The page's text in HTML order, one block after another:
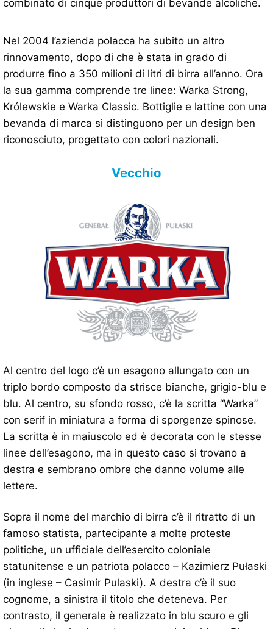
combinato di cinque produttori di bevande alcoliche.
Nel 2004 l’azienda polacca ha subito un altro
rinnovamento, dopo di che è stata in grado di
produrre fino a 350 milioni di litri di birra all’anno. Ora
la sua gamma comprende tre linee: Warka Strong,
Królewskie e Warka Classic. Bottiglie e lattine con una
bevanda di marca si distinguono per un design ben
riconosciuto, progettato con colori nazionali.
Vecchio
Al centro del logo c’è un esagono allungato con un
triplo bordo composto da strisce bianche, grigio-blu e
blu. Al centro, su sfondo rosso, c’è la scritta “Warka”
con serif in miniatura a forma di sporgenze spinose.
La scritta è in maiuscolo ed è decorata con le stesse
linee dell’esagono, ma in questo caso si trovano a
destra e sembrano ombre che danno volume alle
lettere.
Sopra il nome del marchio di birra c’è il ritratto di un
famoso statista, partecipante a molte proteste
politiche, un ufficiale dell’esercito coloniale
statunitense e un patriota polacco – Kazimierz Pułaski
(in inglese – Casimir Pulaski). A destra c’è il suo
cognome, a sinistra il titolo che deteneva. Per
contrasto, il generale è realizzato in blu scuro e gli